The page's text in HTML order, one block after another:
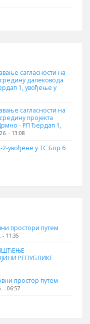
сагласности на
далековода
1, увођење у
сагласности на
пројекта
- РП Ђердап 1,
- 13:08
2-увођене у ТС Бор 6
простори путем
- 11:35
РЕПУБЛИКЕ
простор путем
- 06:57